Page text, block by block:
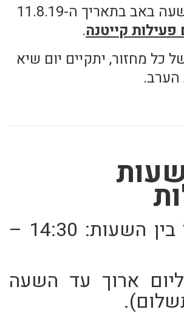
במחזור ג’ בתשעה באב בתאריך ה-11.8.19
קייטנה.
כל מחזור, יתקיים יום שיא
הערב.
ימים א’-ה’ בין השעות: 14:30 –
ארוך עד השעה